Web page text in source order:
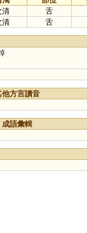
清
舌
清 舌
他方言讀音
成語彙輯